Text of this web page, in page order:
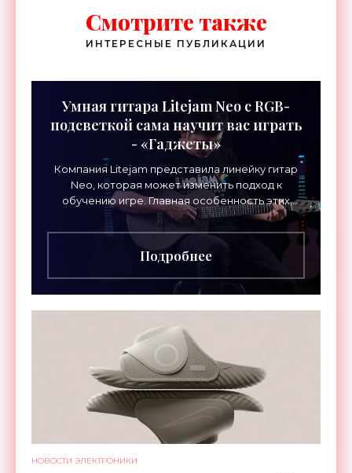
Смотрите также
ИНТЕРЕСНЫЕ ПУБЛИКАЦИИ
Умная гитара Litejam Neo с RGB-
подсветкой сама научит вас играть
- «Гаджеты»
Компания Litejam представила линейку гитар
Neo, которая может изменить подход к
обучению игре. Главная особенность этих
инструментов – встроенная RGB-подсветка
грифа. Светодиоды
Подробнее
НОВОСТИ ЭЛЕКТРОНИКИ